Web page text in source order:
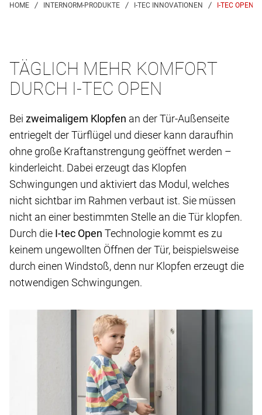
I-TEC OPEN
TÄGLICH MEHR KOMFORT
DURCH I-TEC OPEN
Bei zweimaligem Klopfen an der Tür-Außenseite
entriegelt der Türflügel und dieser kann daraufhin
ohne große Kraftanstrengung geöffnet werden –
kinderleicht. Dabei erzeugt das Klopfen
Schwingungen und aktiviert das Modul, welches
nicht sichtbar im Rahmen verbaut ist. Sie müssen
nicht an einer bestimmten Stelle an die Tür klopfen.
Durch die I-tec Open Technologie kommt es zu
keinem ungewollten Öffnen der Tür, beispielsweise
durch einen Windstoß, denn nur Klopfen erzeugt die
notwendigen Schwingungen.